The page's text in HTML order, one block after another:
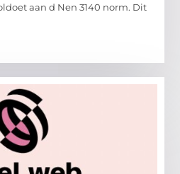
aan d Nen 3140 norm. Dit